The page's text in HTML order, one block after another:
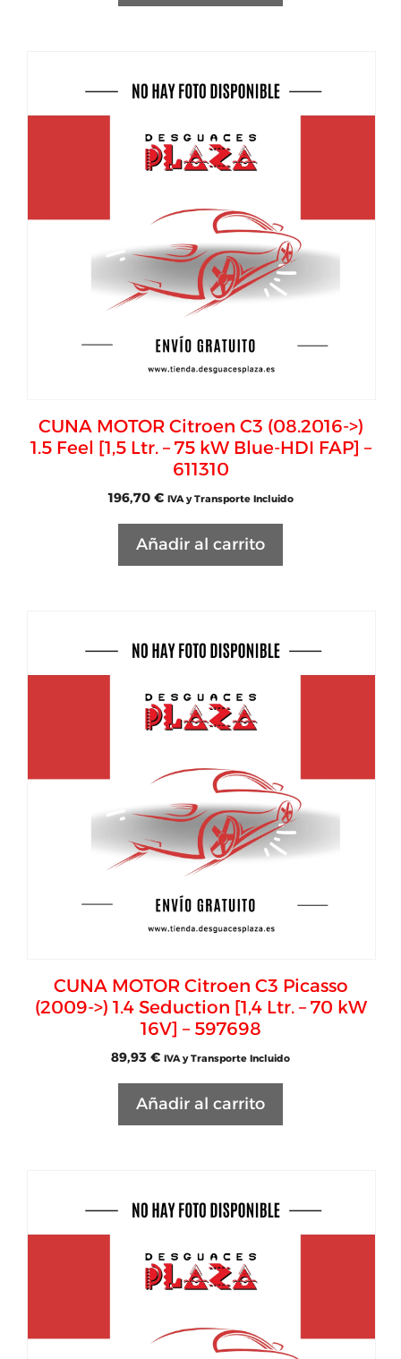
CUNA MOTOR Citroen C3 (08.2016->)
1.5 Feel [1,5 Ltr. – 75 kW Blue-HDI FAP] –
611310
196,70 € IVA y Transporte Incluido
Añadir al carrito
CUNA MOTOR Citroen C3 Picasso
(2009->) 1.4 Seduction [1,4 Ltr. – 70 kW
16V] – 597698
89,93 € IVA y Transporte Incluido
Añadir al carrito